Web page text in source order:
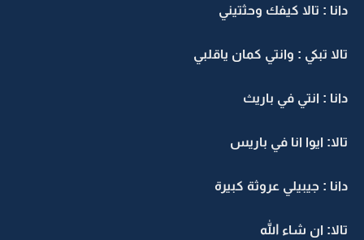
دانا : تالا كيفك وحثتيني
تالا تبكي : وانتي كمان ياقلبي
دانا : انتي في باريث
تالا: ايوا انا في باريس
دانا : جيبيلي عروثة كبيرة
تالا: ان شاء الله